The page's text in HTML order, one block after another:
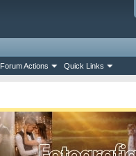
Forum Actions Quick Links